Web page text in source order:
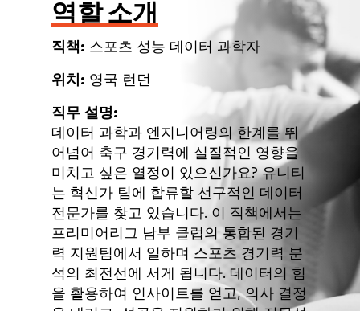
역할 소개
직책: 스포츠 성능 데이터 과학자
위치: 영국 런던
직무 설명:
데이터 과학과 엔지니어링의 한계를 뛰
어넘어 축구 경기력에 실질적인 영향을
미치고 싶은 열정이 있으신가요? 유니티
는 혁신가 팀에 합류할 선구적인 데이터
전문가를 찾고 있습니다. 이 직책에서는
프리미어리그 남부 클럽의 통합된 경기
력 지원팀에서 일하며 스포츠 경기력 분
석의 최전선에 서게 됩니다. 데이터의 힘
을 활용하여 인사이트를 얻고, 의사 결정